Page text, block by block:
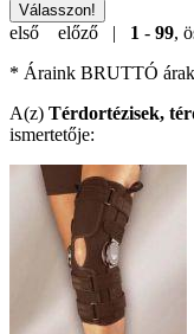
Válasszon!
első előző | 1 - 99,
* Áraink BRUTTÓ
A(z) Térdortézisek,
ismertetője: